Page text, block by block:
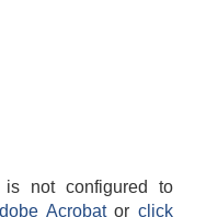
is not configured to
Acrobatorclick